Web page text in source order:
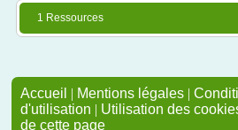
1 Ressources
Accueil | Mentions légales |
d'utilisation | Utilisation des
de cette page